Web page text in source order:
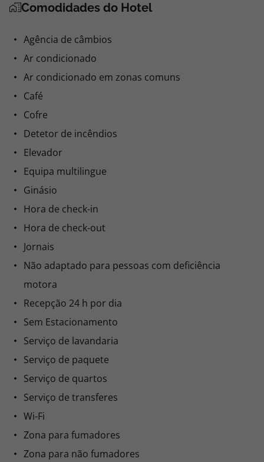
Comodidades do Hotel
Agência de câmbios
Ar condicionado
Ar condicionado em zonas comuns
Café
Cofre
Detetor de incêndios
Elevador
Equipa multilingue
Ginásio
Hora de check-in
Hora de check-out
Jornais
Não adaptado para pessoas com deficiência
motora
Recepção 24 h por dia
Sem Estacionamento
Serviço de lavandaria
Serviço de paquete
Serviço de quartos
Serviço de transferes
Wi-Fi
Zona para fumadores
Zona para não fumadores